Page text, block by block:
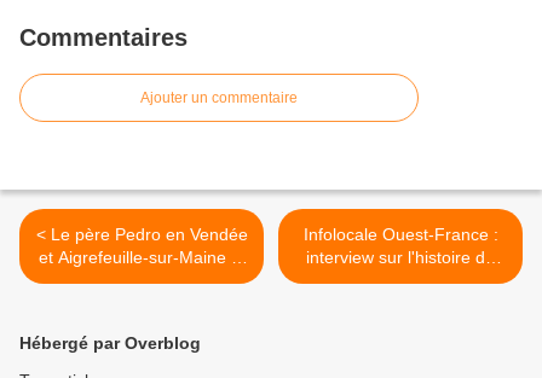
Commentaires
Ajouter un commentaire
< Le père Pedro en Vendée
et Aigrefeuille-sur-Maine le
mardi 16 juin 2026
Infolocale Ouest-France :
interview sur l'histoire de
Vendée-Akamasoa de sa
Hébergé par Overblog